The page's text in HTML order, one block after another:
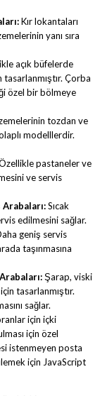
Kır lokantaları
yanı sıra
açık büfelerde
Çorba
özel bir bölmeye
tozdan ve
modelllerdir.
pastaneler ve
ve servis
Sıcak
edilmesini sağlar.
geniş servis
taşınmasına
Şarap, viski
tasarlanmıştır.
sağlar.
için içki
için özel
istenmeyen posta
için JavaScript